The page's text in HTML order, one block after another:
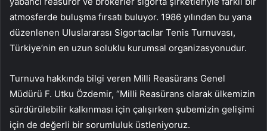
atmosferde buluşma fırsatı buluyor. 1986 yılından bu yana
düzenlenen Uluslararası Sigortacılar Tenis Turnuvası,
Türkiye’nin en uzun soluklu kurumsal organizasyonudur.
Turnuva hakkında bilgi veren Milli Reasürans Genel
Müdürü F. Utku Özdemir, “Milli Reasürans olarak ülkemizin
sürdürülebilir kalkınması için çalışırken şubemizin gelişimi
için de değerli bir sorumluluk üstleniyoruz.